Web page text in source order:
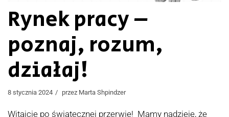
Rynek pracy –
poznaj, rozum,
działaj!
8 stycznia 2024 przez Marta Shpindzer
Witajcie po świątecznej przerwie! Mamy nadzieję, że